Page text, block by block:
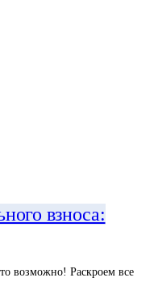
взноса:
возможно! Раскроем все